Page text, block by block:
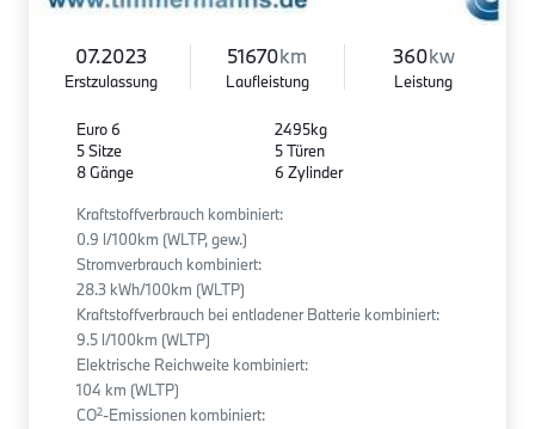
07.2023
Erstzulassung
51670km
Laufleistung
360kw
Leistung
Euro 6
5 Sitze
8 Gänge
2495kg
5 Türen
6 Zylinder
Kraftstoffverbrauch kombiniert:
0.9 l/100km (WLTP, gew.)
Stromverbrauch kombiniert:
28.3 kWh/100km (WLTP)
Kraftstoffverbrauch bei entladener Batterie kombiniert:
9.5 l/100km (WLTP)
Elektrische Reichweite kombiniert:
104 km (WLTP)
CO2-Emissionen kombiniert: